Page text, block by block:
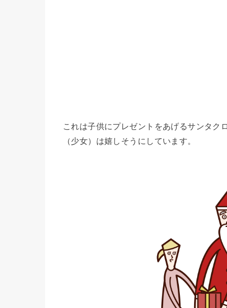
これは子供にプレゼントをあげるサンタク
（少女）は嬉しそうにしています。